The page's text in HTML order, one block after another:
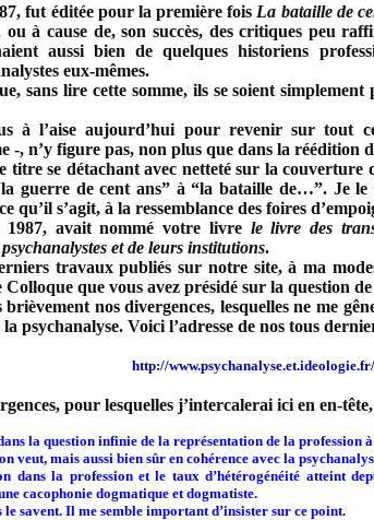
fut éditée pour la première fois La bataille de
à cause de, son succès, des critiques peu
aussi bien de quelques historiens
eux-mêmes.
sans lire cette somme, ils se soient
à l’aise aujourd’hui pour revenir sur tout
-, n’y figure pas, non plus que dans la réédition
titre se détachant avec netteté sur la
guerre de cent ans” à “la bataille de…”. Je
qu’il s’agit, à la ressemblance des foires
1987, avait nommé votre livre le livre des
et de leurs institutions.
travaux publiés sur notre site, à ma
que vous avez présidé sur la question de
brièvement nos divergences, lesquelles ne me
psychanalyse. Voici l’adresse de nos tous
http://
pour lesquelles j’intercalerai ici en en-
la question infinie de la représentation de la profession
veut, mais aussi bien sûr en cohérence avec la
dans la profession et le taux d’hétérogénéité atteint
cacophonie dogmatique et dogmatiste.
le savent. Il me semble important d’insister sur ce point.